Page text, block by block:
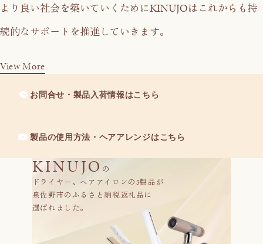
より良い社会を築いていくためにKINUJOはこれからも持
続的なサポートを推進していきます。
View More
お問合せ・製品入荷情報はこちら
製品の使用方法・ヘアアレンジはこちら
KINUJO の
ドライヤー、ヘアアイロンの5製品が
泉佐野市のふるさと納税返礼品に
選ばれました。